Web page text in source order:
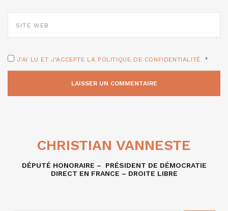
WEB
J'AI LU ET J'ACCEPTE LA POLITIQUE DE CONFIDENTIALITÉ. *
CHRISTIAN VANNESTE
DÉPUTÉ HONORAIRE – PRÉSIDENT DE DÉMOCRATIE
DIRECT EN FRANCE – DROITE LIBRE